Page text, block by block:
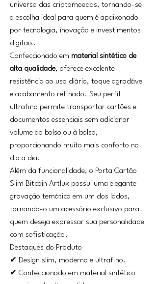
universo das criptomoedas, tornando-se
a escolha ideal para quem é apaixonado
por tecnologia, inovação e investimentos
digitais.
Confeccionado em material sintético de
alta qualidade, oferece excelente
resistência ao uso diário, toque agradável
e acabamento refinado. Seu perfil
ultrafino permite transportar cartões e
documentos essenciais sem adicionar
volume ao bolso ou à bolsa,
proporcionando muito mais conforto no
dia a dia.
Além da funcionalidade, o Porta Cartão
Slim Bitcoin Artlux possui uma elegante
gravação temática em um dos lados,
tornando-o um acessório exclusivo para
quem deseja expressar sua personalidade
com sofisticação.
Destaques do Produto
✔ Design slim, moderno e ultrafino.
✔ Confeccionado em material sintético